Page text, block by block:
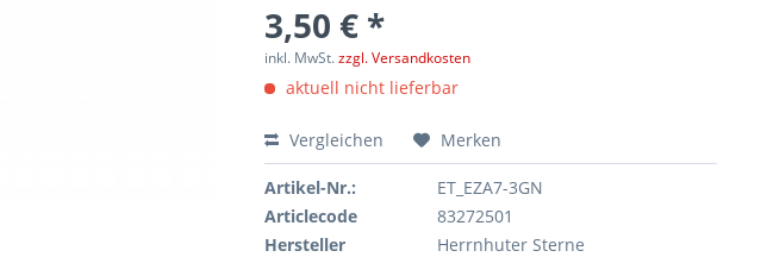
3,50 € *
inkl. MwSt.zzgl. Versandkosten
aktuell nicht lieferbar
Vergleichen Merken
Artikel-Nr.:
ET_EZA7-3GN
Articlecode
83272501
Hersteller
Herrnhuter Sterne